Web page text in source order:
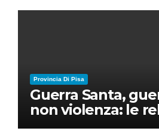
Provincia Di Pisa
Guerra Santa,
non violenza: le
nuovo disordine